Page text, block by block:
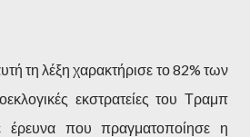
τη λέξη χαρακτήρισε το 82% των
εκστρατείες του Τραμπ
έρευνα που πραγματοποίησε η